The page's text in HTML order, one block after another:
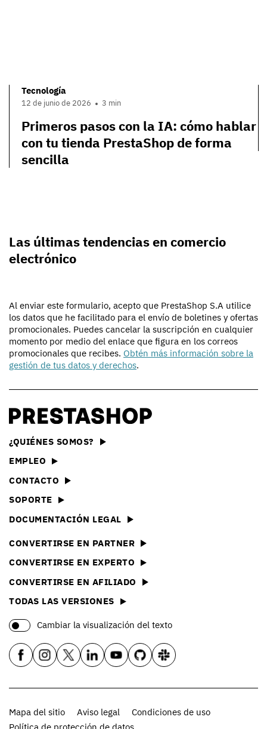
Tecnología
12 de junio de 2026 3 min
Primeros pasos con la IA: cómo hablar
con tu tienda PrestaShop de forma
sencilla
Las últimas tendencias en comercio
electrónico
Al enviar este formulario, acepto que PrestaShop S.A utilice
los datos que he facilitado para el envío de boletines y ofertas
promocionales. Puedes cancelar la suscripción en cualquier
momento por medio del enlace que figura en los correos
promocionales que recibes. Obtén más información sobre la
gestión de tus datos y derechos.
¿QUIÉNES SOMOS?
EMPLEO
CONTACTO
SOPORTE
DOCUMENTACIÓN LEGAL
CONVERTIRSE EN PARTNER
CONVERTIRSE EN EXPERTO
CONVERTIRSE EN AFILIADO
TODAS LAS VERSIONES
Cambiar la visualización del texto
Mapa del sitio Aviso legal
Condiciones de uso